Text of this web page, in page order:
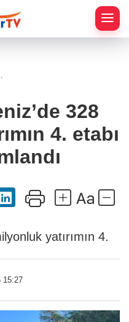
4.
328
4. etabı
yatırımın 4.
15:27